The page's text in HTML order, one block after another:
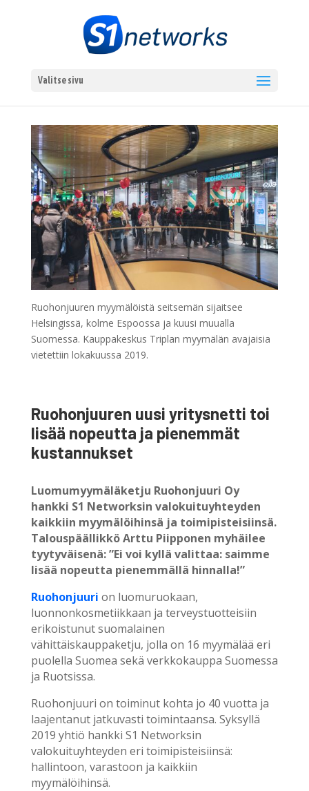
Valitse sivu
Ruohonjuuren myymälöistä seitsemän sijaitsee
Helsingissä, kolme Espoossa ja kuusi muualla
Suomessa. Kauppakeskus Triplan myymälän avajaisia
vietettiin lokakuussa 2019.
Ruohonjuuren uusi yritysnetti toi
lisää nopeutta ja pienemmät
kustannukset
Luomumyymäläketju Ruohonjuuri Oy
hankki S1 Networksin valokuituyhteyden
kaikkiin myymälöihinsä ja toimipisteisiinsä.
Talouspäällikkö Arttu Piipponen myhäilee
tyytyväisenä: ”Ei voi kyllä valittaa: saimme
lisää nopeutta pienemmällä hinnalla!”
Ruohonjuuri on luomuruokaan,
luonnonkosmetiikkaan ja terveystuotteisiin
erikoistunut suomalainen
vähittäiskauppaketju, jolla on 16 myymälää eri
puolella Suomea sekä verkkokauppa Suomessa
ja Ruotsissa.
Ruohonjuuri on toiminut kohta jo 40 vuotta ja
laajentanut jatkuvasti toimintaansa. Syksyllä
2019 yhtiö hankki S1 Networksin
valokuituyhteyden eri toimipisteisiinsä:
hallintoon, varastoon ja kaikkiin
myymälöihinsä.